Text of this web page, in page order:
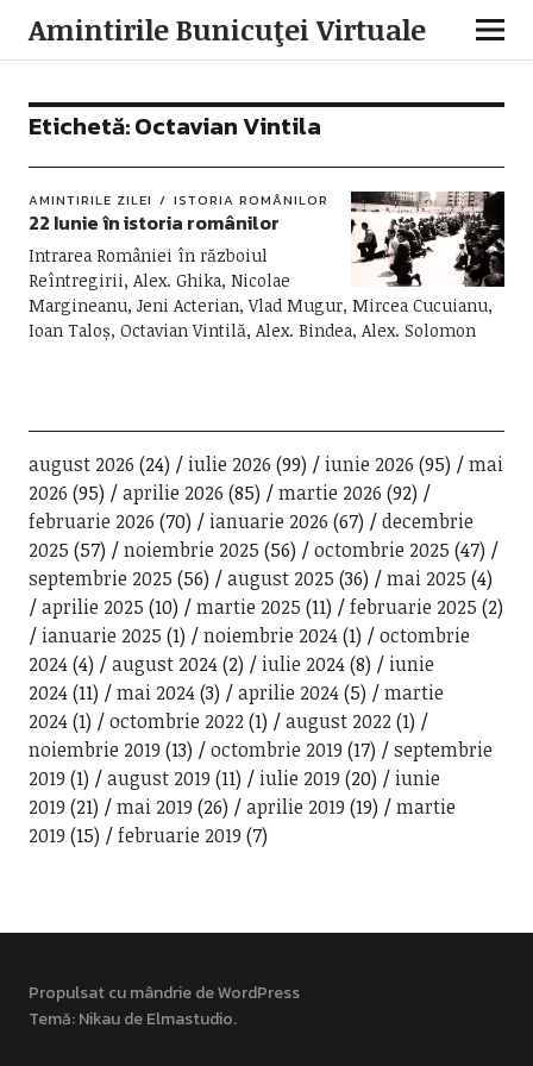
Amintirile Bunicuţei Virtuale
Etichetă:Octavian Vintila
AMINTIRILE ZILEI ISTORIA ROMÂNILOR
22 Iunie în istoria românilor
Intrarea României în războiul
Reîntregirii, Alex. Ghika, Nicolae
Margineanu, Jeni Acterian, Vlad Mugur, Mircea Cucuianu,
Ioan Taloș, Octavian Vintilă, Alex. Bindea, Alex. Solomon
august 2026 (24) iulie 2026 (99) iunie 2026 (95)
mai
2026 (95) aprilie 2026 (85) martie 2026 (92)
februarie 2026 (70) ianuarie 2026 (67)
decembrie
2025 (57) noiembrie 2025 (56) octombrie 2025 (47)
septembrie 2025 (56) august 2025 (36) mai 2025 (4)
aprilie 2025 (10) martie 2025 (11) februarie 2025 (2)
ianuarie 2025 (1) noiembrie 2024(1)
octombrie
2024(4) august 2024(2) iulie 2024(8)
iunie
2024(11) mai 2024(3) aprilie 2024(5)
martie
2024(1) octombrie 2022(1) august 2022(1)
noiembrie 2019 (13) octombrie 2019 (17)
septembrie
2019 (1) august 2019 (11) iulie 2019 (20)
iunie
2019 (21) mai 2019 (26) aprilie 2019 (19)
martie
2019 (15) februarie 2019 (7)
Propulsat cu mândrie de WordPress
Temă: Nikau deElmastudio.